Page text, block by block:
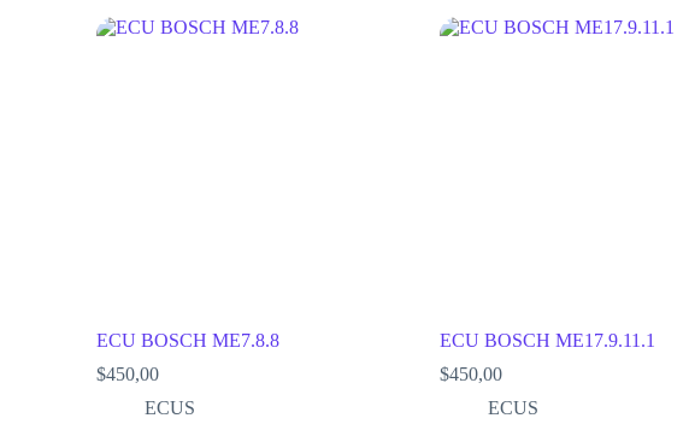
ECU BOSCH ME7.8.8
$450,00
ECUS
ECU BOSCH ME17.9.11.1
$450,00
ECUS